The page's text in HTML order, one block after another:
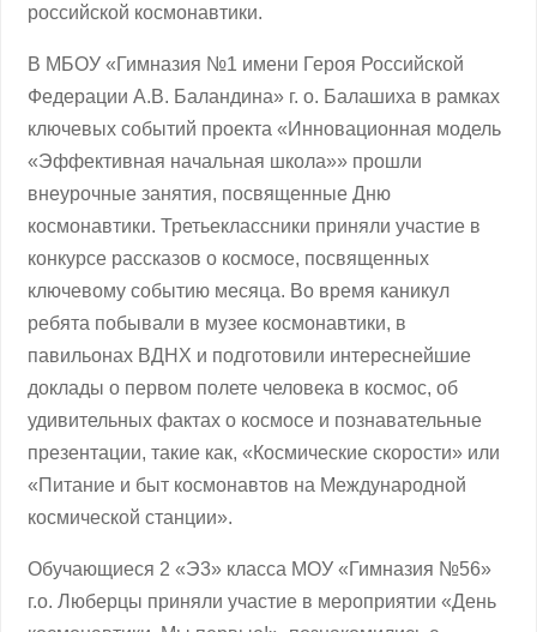
российской космонавтики.
В МБОУ «Гимназия №1 имени Героя Российской
Федерации А.В. Баландина» г. о. Балашиха в рамках
ключевых событий проекта «Инновационная модель
«Эффективная начальная школа»» прошли
внеурочные занятия, посвященные Дню
космонавтики. Третьеклассники приняли участие в
конкурсе рассказов о космосе, посвященных
ключевому событию месяца. Во время каникул
ребята побывали в музее космонавтики, в
павильонах ВДНХ и подготовили интереснейшие
доклады о первом полете человека в космос, об
удивительных фактах о космосе и познавательные
презентации, такие как, «Космические скорости» или
«Питание и быт космонавтов на Международной
космической станции».
Обучающиеся 2 «Э3» класса МОУ «Гимназия №56»
г.о. Люберцы приняли участие в мероприятии «День